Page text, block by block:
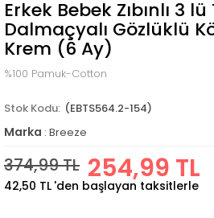
Erkek Bebek Zıbınlı 3
Dalmaçyalı Gözlüklü
Krem (6 Ay)
%100 Pamuk-Cotton
(EBTS564.2-154)
Marka : Breeze
374,99 TL 254,99 TL
42,50 TL 'den başlayan taksitlerle